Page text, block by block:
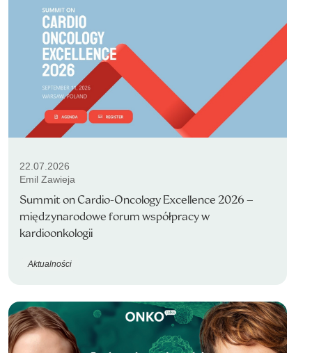
22.07.2026
Emil Zawieja
Summit on Cardio-Oncology Excellence 2026 –
międzynarodowe forum współpracy w
kardioonkologii
Aktualności